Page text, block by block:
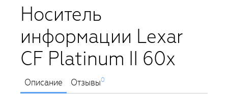
Носитель
информации Lexar
CF Platinum II 60x
Описание Отзывы0